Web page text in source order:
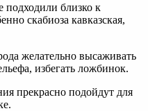
близко к
скабиоза кавказская,
желательно высаживать
избегать ложбинок.
прекрасно подойдут для